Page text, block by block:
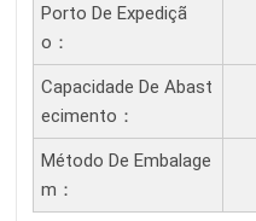
Porto De Expediçã
O：
Capacidade De Abast
Ecimento：
Método De Embalage
M：